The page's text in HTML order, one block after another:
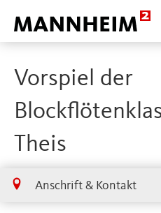
Vorspiel der
Theis
Anschrift & Kontakt